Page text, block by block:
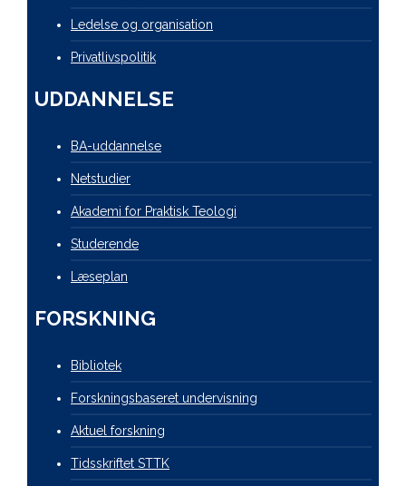
Ledelse og organisation
Privatlivspolitik
UDDANNELSE
BA-uddannelse
Netstudier
Akademi for Praktisk Teologi
Studerende
Læseplan
FORSKNING
Bibliotek
Forskningsbaseret undervisning
Aktuel forskning
Tidsskriftet STTK